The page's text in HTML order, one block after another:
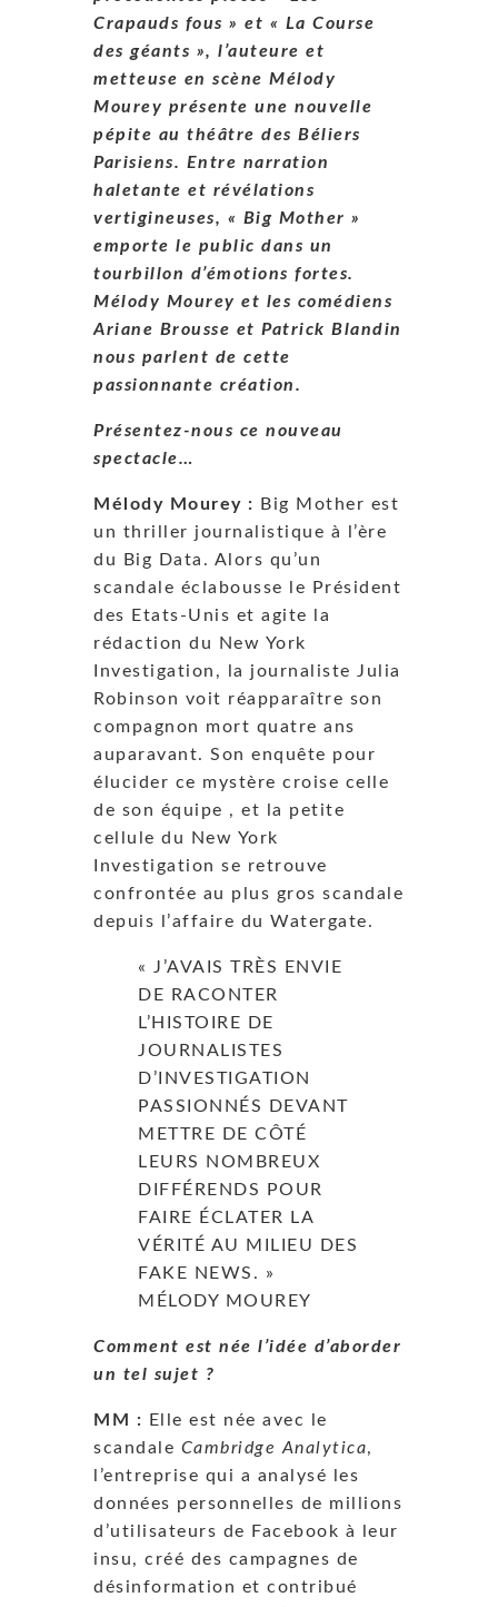
Crapauds fous » et « La Course
des géants », l’auteure et
metteuse en scène Mélody
Mourey présente une nouvelle
pépite au théâtre des Béliers
Parisiens. Entre narration
haletante et révélations
vertigineuses, « Big Mother »
emporte le public dans un
tourbillon d’émotions fortes.
Mélody Mourey et les comédiens
Ariane Brousse et Patrick Blandin
nous parlent de cette
passionnante création.
Présentez-nous ce nouveau
spectacle…
Mélody Mourey : Big Mother est
un thriller journalistique à l’ère
du Big Data. Alors qu’un
scandale éclabousse le Président
des Etats-Unis et agite la
rédaction du New York
Investigation, la journaliste Julia
Robinson voit réapparaître son
compagnon mort quatre ans
auparavant. Son enquête pour
élucider ce mystère croise celle
de son équipe , et la petite
cellule du New York
Investigation se retrouve
confrontée au plus gros scandale
depuis l’affaire du Watergate.
« J’AVAIS TRÈS ENVIE
DE RACONTER
L’HISTOIRE DE
JOURNALISTES
D’INVESTIGATION
PASSIONNÉS DEVANT
METTRE DE CÔTÉ
LEURS NOMBREUX
DIFFÉRENDS POUR
FAIRE ÉCLATER LA
VÉRITÉ AU MILIEU DES
FAKE NEWS. »
MÉLODY MOUREY
Comment est née l’idée d’aborder
un tel sujet ?
MM : Elle est née avec le
scandale Cambridge Analytica,
l’entreprise qui a analysé les
données personnelles de millions
d’utilisateurs de Facebook à leur
insu, créé des campagnes de
désinformation et contribué